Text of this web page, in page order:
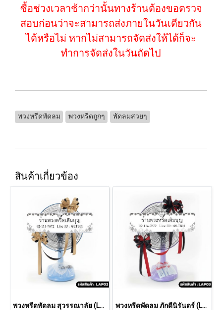
ซื้อช่วงเวลาช้ากว่านั้นทางร้านต้องขอตรวจ
สอบก่อนว่าจะสามารถส่งภายในวันเดียวกัน
ได้หรือไม่ หากไม่สามารถจัดส่งให้ได้ก็จะ
ทำการจัดส่งในวันถัดไป
พวงหรีดพัดลม พวงหรีดถูกๆ พัดลมสวยๆ
สินค้าเกี่ยวข้อง
พวงหรีดพัดลม สุวรรณาลัย (LAP02) พวงหรีดพัดลม ภักดีนิรันดร์ (LAP03)